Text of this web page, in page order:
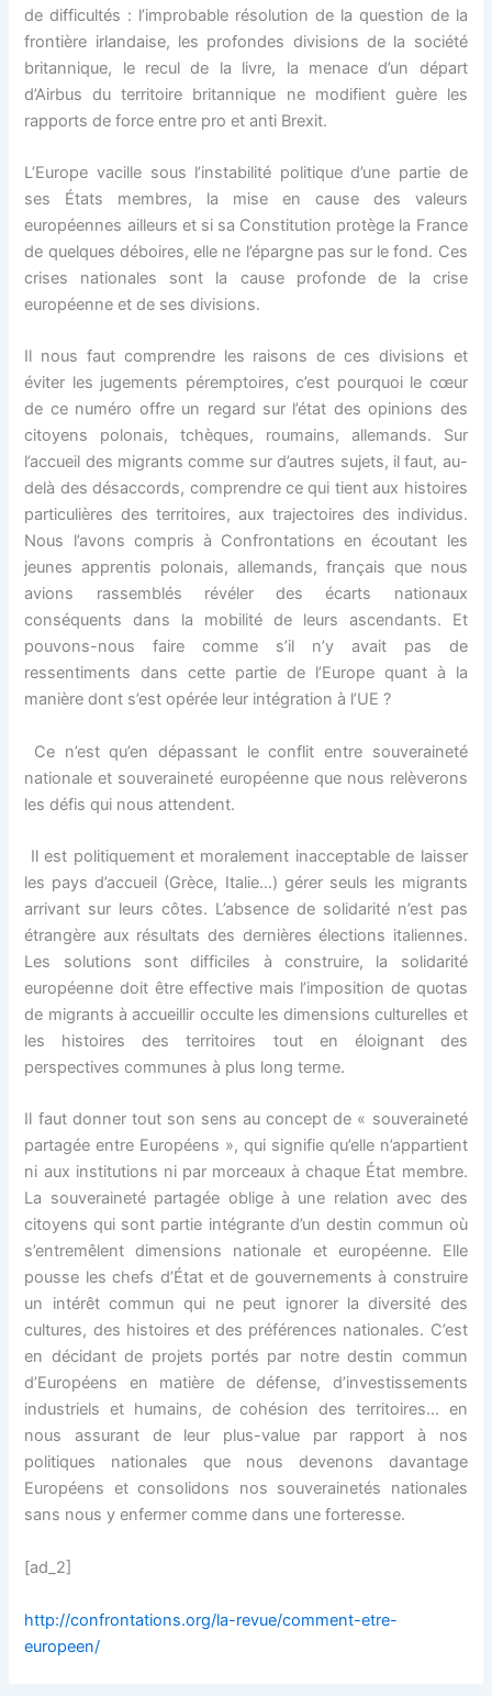
de difficultés : l’improbable résolution de la question de la
frontière irlandaise, les profondes divisions de la société
britannique, le recul de la livre, la menace d’un départ
d’Airbus du territoire britannique ne modifient guère les
rapports de force entre pro et anti Brexit.
L’Europe vacille sous l’instabilité politique d’une partie de
ses États membres, la mise en cause des valeurs
européennes ailleurs et si sa Constitution protège la France
de quelques déboires, elle ne l’épargne pas sur le fond. Ces
crises nationales sont la cause profonde de la crise
européenne et de ses divisions.
Il nous faut comprendre les raisons de ces divisions et
éviter les jugements péremptoires, c’est pourquoi le cœur
de ce numéro offre un regard sur l’état des opinions des
citoyens polonais, tchèques, roumains, allemands. Sur
l’accueil des migrants comme sur d’autres sujets, il faut, au-
delà des désaccords, comprendre ce qui tient aux histoires
particulières des territoires, aux trajectoires des individus.
Nous l’avons compris à Confrontations en écoutant les
jeunes apprentis polonais, allemands, français que nous
avions rassemblés révéler des écarts nationaux
conséquents dans la mobilité de leurs ascendants. Et
pouvons-nous faire comme s’il n’y avait pas de
ressentiments dans cette partie de l’Europe quant à la
manière dont s’est opérée leur intégration à l’UE ?
Ce n’est qu’en dépassant le conflit entre souveraineté
nationale et souveraineté européenne que nous relèverons
les défis qui nous attendent.
Il est politiquement et moralement inacceptable de laisser
les pays d’accueil (Grèce, Italie…) gérer seuls les migrants
arrivant sur leurs côtes. L’absence de solidarité n’est pas
étrangère aux résultats des dernières élections italiennes.
Les solutions sont difficiles à construire, la solidarité
européenne doit être effective mais l’imposition de quotas
de migrants à accueillir occulte les dimensions culturelles et
les histoires des territoires tout en éloignant des
perspectives communes à plus long terme.
Il faut donner tout son sens au concept de « souveraineté
partagée entre Européens », qui signifie qu’elle n’appartient
ni aux institutions ni par morceaux à chaque État membre.
La souveraineté partagée oblige à une relation avec des
citoyens qui sont partie intégrante d’un destin commun où
s’entremêlent dimensions nationale et européenne. Elle
pousse les chefs d’État et de gouvernements à construire
un intérêt commun qui ne peut ignorer la diversité des
cultures, des histoires et des préférences nationales. C’est
en décidant de projets portés par notre destin commun
d’Européens en matière de défense, d’investissements
industriels et humains, de cohésion des territoires… en
nous assurant de leur plus-value par rapport à nos
politiques nationales que nous devenons davantage
Européens et consolidons nos souverainetés nationales
sans nous y enfermer comme dans une forteresse.
[ad_2]
http://confrontations.org/la-revue/comment-etre-
europeen/